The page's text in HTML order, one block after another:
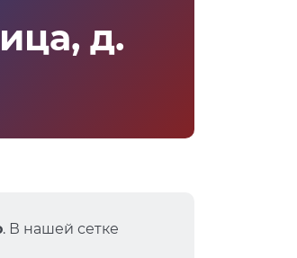
д.
. В нашей сетке